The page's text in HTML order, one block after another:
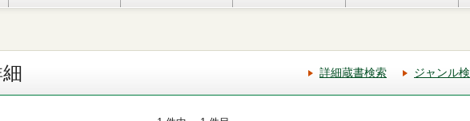
詳細蔵書検索 ジャンル